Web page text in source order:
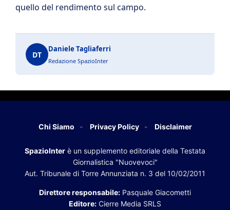
quello del rendimento sul campo.
DT
Daniele Tagliaferri
Redazione SpazioInter
Chi Siamo Privacy Policy Disclaimer
SpazioInter è un supplemento editoriale della Testata
Giornalistica "Nuovevoci"
Aut. Tribunale di Torre Annunziata n. 3 del 10/02/2011
Direttore responsabile: Pasquale Giacometti
Editore: Cierre Media SRLS